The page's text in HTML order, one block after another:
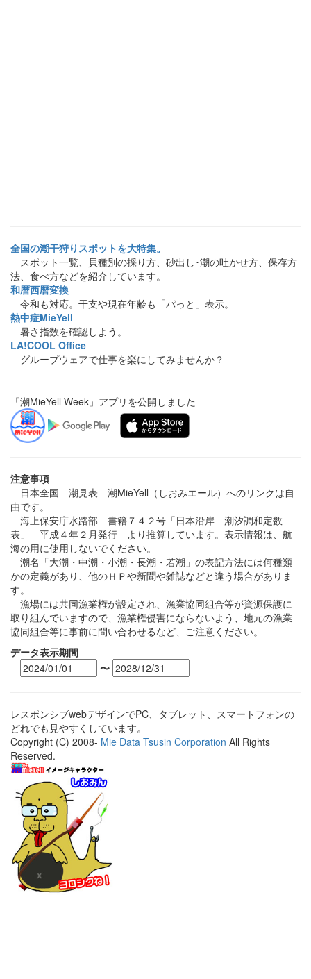
全国の潮干狩りスポットを大特集。
スポット一覧、貝種別の採り方、砂出し･潮の吐かせ方、保存方
法、食べ方などを紹介しています。
和暦西暦変換
令和も対応。干支や現在年齢も「パっと」表示。
熱中症MieYell
暑さ指数を確認しよう。
LA!COOL Office
グループウェアで仕事を楽にしてみませんか？
「潮MieYell Week」アプリを公開しました
注意事項
日本全国 潮見表 潮MieYell（しおみエール）へのリンクは自
由です。
海上保安庁水路部 書籍７４２号「日本沿岸 潮汐調和定数
表」 平成４年２月発行 より推算しています。表示情報は、航
海の用に使用しないでください。
潮名「大潮・中潮・小潮・長潮・若潮」の表記方法には何種類
かの定義があり、他のＨＰや新聞や雑誌などと違う場合がありま
す。
漁場には共同漁業権が設定され、漁業協同組合等が資源保護に
取り組んでいますので、漁業権侵害にならないよう、地元の漁業
協同組合等に事前に問い合わせるなど、ご注意ください。
データ表示期間
〜
レスポンシブwebデザインでPC、タブレット、スマートフォンの
どれでも見やすくしています。
Copyright (C) 2008- Mie Data Tsusin Corporation All Rights
Reserved.